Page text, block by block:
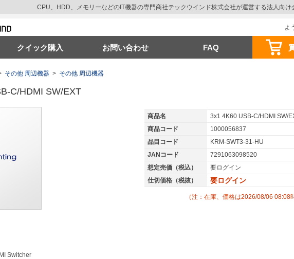
よ
CPU、HDD、メモリーなどのIT機器の専門商社テックウインド株式会社が運営する法人向け
クイック購入 お問い合わせ FAQ
その他 周辺機器 > その他 周辺機器
C/HDMI SW/EXT
商品名
3x1 4K60 USB-C/HDMI SW/
商品コード
1000056837
品目コード
KRM-SWT3-31-HU
JANコード
7291063098520
想定売価（税込）
要ログイン
仕切価格（税抜）
要ログイン
（注：在庫、価格は2026/08/06 08:08
Switcher